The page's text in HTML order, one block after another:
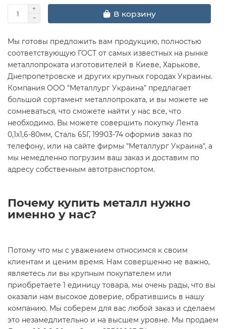
В корзину
Мы готовы предложить вам продукцию, полностью
соответствующую ГОСТ от самых известных на рынке
металлопроката изготовителей в Киеве, Харькове,
Днепропетровске и других крупных городах Украины.
Компания ООО "Металлург Украина" предлагает
большой сортамент металлопроката, и вы можете не
сомневаться, что сможете найти у нас все, что
необходимо. Вы можете совершить покупку Лента
0,1х1,6-80мм, Сталь 65Г, 19903-74 оформив заказ по
телефону, или на сайте фирмы "Металлург Украина", а
мы немедленно погрузим ваш заказ и доставим по
адресу собственным автотранспортом.
Почему купить металл нужно
именно у нас?
Потому что мы с уважением относимся к своим
клиентам и ценим время. Нам совершенно не важно,
являетесь ли вы крупным покупателем или
приобретаете 1 единицу товара, мы очень рады, что вы
оказали нам высокое доверие, обратившись в нашу
компанию. Мы соберем для вас любой заказ и сделаем
это незамедлительно и на высшем уровне. Мы продаем